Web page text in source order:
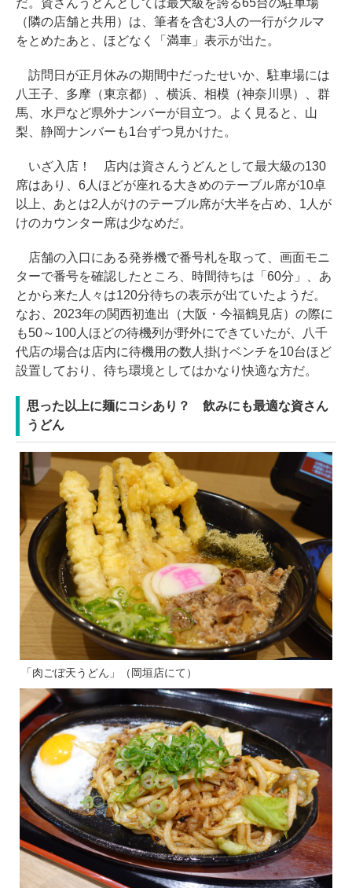
（隣の店舗と共用）は、筆者を含む3人の一行がクルマ
をとめたあと、ほどなく「満車」表示が出た。
訪問日が正月休みの期間中だったせいか、駐車場には
八王子、多摩（東京都）、横浜、相模（神奈川県）、群
馬、水戸など県外ナンバーが目立つ。よく見ると、山
梨、静岡ナンバーも1台ずつ見かけた。
いざ入店！ 店内は資さんうどんとして最大級の130
席はあり、6人ほどが座れる大きめのテーブル席が10卓
以上、あとは2人がけのテーブル席が大半を占め、1人が
けのカウンター席は少なめだ。
店舗の入口にある発券機で番号札を取って、画面モニ
ターで番号を確認したところ、時間待ちは「60分」、あ
とから来た人々は120分待ちの表示が出ていたようだ。
なお、2023年の関西初進出（大阪・今福鶴見店）の際に
も50～100人ほどの待機列が野外にできていたが、八千
代店の場合は店内に待機用の数人掛けベンチを10台ほど
設置しており、待ち環境としてはかなり快適な方だ。
思った以上に麺にコシあり？ 飲みにも最適な資さん
うどん
「肉ごぼ天うどん」（岡垣店にて）